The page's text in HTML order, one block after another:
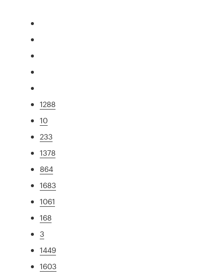
1288
10
233
1378
864
1683
1061
168
3
1449
1603